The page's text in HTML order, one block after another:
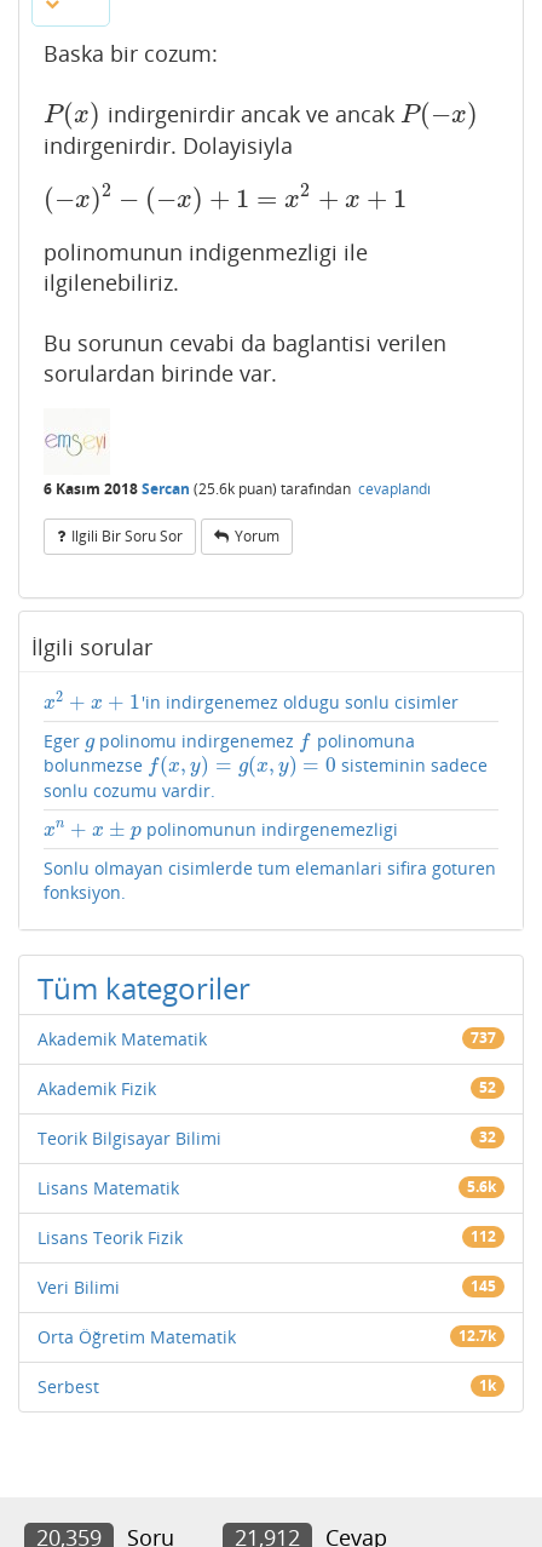
Baska bir cozum:
P(x)
P(x) indirgenirdir ancak ve ancak P(−x)
P(− x)
indirgenirdir. Dolayisiyla
(−x)2 − (−x) + 1 = x2 + x + 1
(− x )2−(− x)+ 1= x2 +x+ 1
polinomunun indigenmezligi ile
ilgilenebiliriz.
Bu sorunun cevabi da baglantisi verilen
sorulardan birinde var.
6 Kasım 2018Sercan (25.6k puan) tarafından cevaplandı
Ilgili Bir Soru Sor Yorum
İlgili sorular
x2 + x + 1
x2+x+ 1
'in indirgenemez oldugu sonlu cisimler
Eger g
gpolinomu indirgenemez f
f polinomuna
bolunmezse f(x, y) = g(x, y) = 0
f(x,y)=g( ,y) =0
sisteminin sadece
sonlu cozumu vardir.
xn + x ± p
xn+x± p
polinomunun indirgenemezligi
Sonlu olmayan cisimlerde tum elemanlari sifira goturen
fonksiyon.
Tüm kategoriler
Akademik Matematik 737
Akademik Fizik 52
Teorik Bilgisayar Bilimi 32
Lisans Matematik 5.6k
Lisans Teorik Fizik 112
Veri Bilimi 145
Orta Öğretim Matematik 12.7k
Serbest 1k
20,359 Soru 21,912 Cevap